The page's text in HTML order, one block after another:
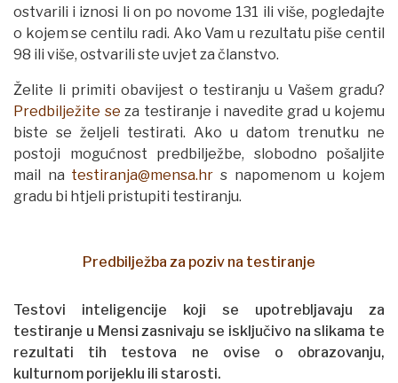
ostvarili i iznosi li on po novome 131 ili više, pogledajte
o kojem se centilu radi. Ako Vam u rezultatu piše centil
98 ili više, ostvarili ste uvjet za članstvo.
Želite li primiti obavijest o testiranju u Vašem gradu?
Predbilježite se za testiranje i navedite grad u kojemu
biste se željeli testirati. Ako u datom trenutku ne
postoji mogućnost predbilježbe, slobodno pošaljite
mail na testiranja@mensa.hr s napomenom u kojem
gradu bi htjeli pristupiti testiranju.
Predbilježba za poziv na testiranje
Testovi inteligencije koji se upotrebljavaju za
testiranje u Mensi zasnivaju se isključivo na slikama te
rezultati tih testova ne ovise o obrazovanju,
kulturnom porijeklu ili starosti.